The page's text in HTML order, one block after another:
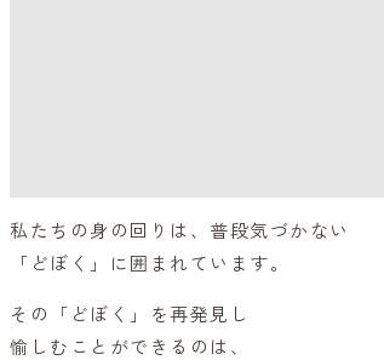
私たちの身の回りは、普段気づかない
「どぼく」に囲まれています。
その「どぼく」を再発見し
愉しむことができるのは、